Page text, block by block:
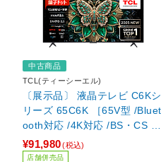
中古商品
TCL(ティーシーエル)
〔展示品〕 液晶テレビ C6Kシ
リーズ 65C6K ［65V型 /Bluet
ooth対応 /4K対応 /BS・CS 4K
チューナー内蔵 /YouTube対
応］
¥91,980(税込)
店舗併売品